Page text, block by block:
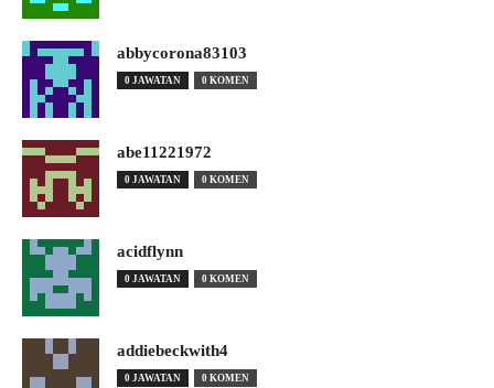
abbycorona83103
0 JAWATAN 0 KOMEN
abe11221972
0 JAWATAN 0 KOMEN
acidflynn
0 JAWATAN 0 KOMEN
addiebeckwith4
0 JAWATAN 0 KOMEN